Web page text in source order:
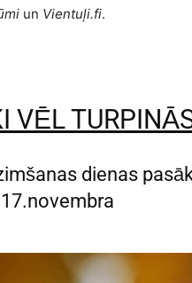
un Vientuļi.fi.
VĒL
dienas
17.novembra